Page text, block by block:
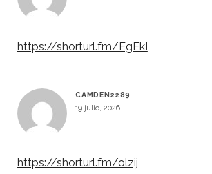
https://shorturl.fm/EgEkI
CAMDEN2289
19 julio, 2026
https://shorturl.fm/olzij